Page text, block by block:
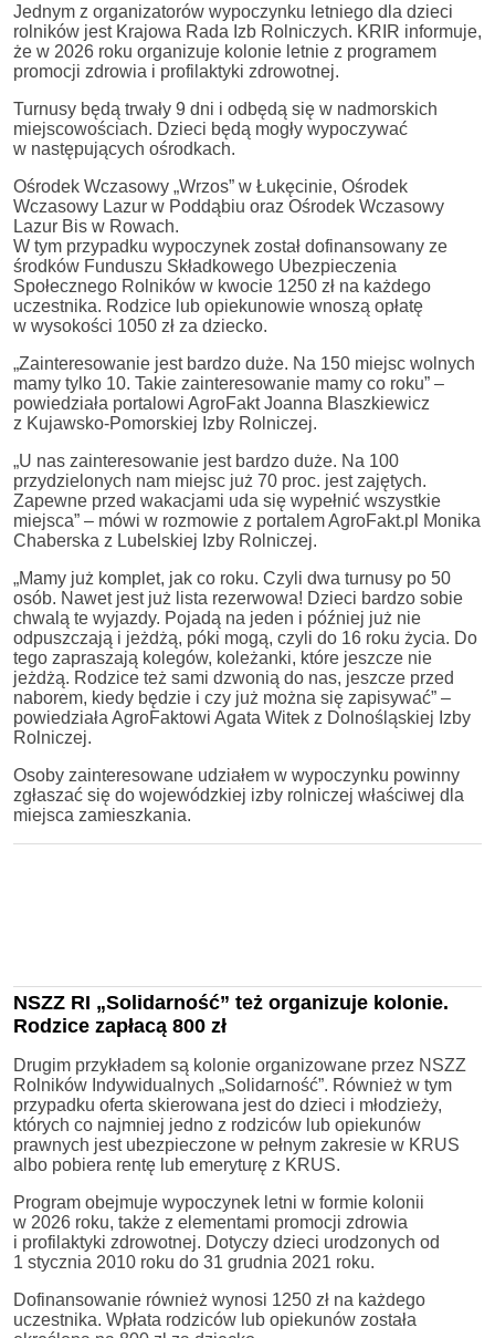
Jednym z organizatorów wypoczynku letniego dla dzieci
rolników jest Krajowa Rada Izb Rolniczych. KRIR informuje,
że w 2026 roku organizuje kolonie letnie z programem
promocji zdrowia i profilaktyki zdrowotnej.
Turnusy będą trwały 9 dni i odbędą się w nadmorskich
miejscowościach. Dzieci będą mogły wypoczywać
w następujących ośrodkach.
Ośrodek Wczasowy „Wrzos” w Łukęcinie, Ośrodek
Wczasowy Lazur w Poddąbiu oraz Ośrodek Wczasowy
Lazur Bis w Rowach.
W tym przypadku wypoczynek został dofinansowany ze
środków Funduszu Składkowego Ubezpieczenia
Społecznego Rolników w kwocie 1250 zł na każdego
uczestnika. Rodzice lub opiekunowie wnoszą opłatę
w wysokości 1050 zł za dziecko.
„Zainteresowanie jest bardzo duże. Na 150 miejsc wolnych
mamy tylko 10. Takie zainteresowanie mamy co roku” –
powiedziała portalowi AgroFakt Joanna Blaszkiewicz
z Kujawsko-Pomorskiej Izby Rolniczej.
„U nas zainteresowanie jest bardzo duże. Na 100
przydzielonych nam miejsc już 70 proc. jest zajętych.
Zapewne przed wakacjami uda się wypełnić wszystkie
miejsca” – mówi w rozmowie z portalem AgroFakt.pl Monika
Chaberska z Lubelskiej Izby Rolniczej.
„Mamy już komplet, jak co roku. Czyli dwa turnusy po 50
osób. Nawet jest już lista rezerwowa! Dzieci bardzo sobie
chwalą te wyjazdy. Pojadą na jeden i później już nie
odpuszczają i jeżdżą, póki mogą, czyli do 16 roku życia. Do
tego zapraszają kolegów, koleżanki, które jeszcze nie
jeżdżą. Rodzice też sami dzwonią do nas, jeszcze przed
naborem, kiedy będzie i czy już można się zapisywać” –
powiedziała AgroFaktowi Agata Witek z Dolnośląskiej Izby
Rolniczej.
Osoby zainteresowane udziałem w wypoczynku powinny
zgłaszać się do wojewódzkiej izby rolniczej właściwej dla
miejsca zamieszkania.
NSZZ RI „Solidarność” też organizuje kolonie.
Rodzice zapłacą 800 zł
Drugim przykładem są kolonie organizowane przez NSZZ
Rolników Indywidualnych „Solidarność”. Również w tym
przypadku oferta skierowana jest do dzieci i młodzieży,
których co najmniej jedno z rodziców lub opiekunów
prawnych jest ubezpieczone w pełnym zakresie w KRUS
albo pobiera rentę lub emeryturę z KRUS.
Program obejmuje wypoczynek letni w formie kolonii
w 2026 roku, także z elementami promocji zdrowia
i profilaktyki zdrowotnej. Dotyczy dzieci urodzonych od
1 stycznia 2010 roku do 31 grudnia 2021 roku.
Dofinansowanie również wynosi 1250 zł na każdego
uczestnika. Wpłata rodziców lub opiekunów została